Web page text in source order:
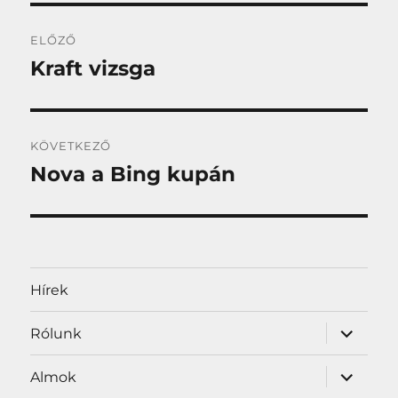
navigáció
ELŐZŐ
Korábbi
Kraft vizsga
KÖVETKEZŐ
Következő
Nova a Bing kupán
Hírek
Rólunk
almenü
Almok
almenü